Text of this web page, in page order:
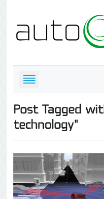
Post Tagged
technology"